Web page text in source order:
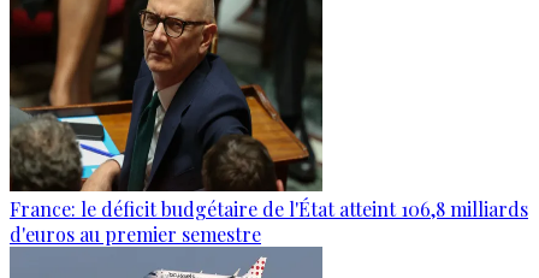
France: le déficit budgétaire de l'État atteint 106,8 milliards
d'euros au premier semestre